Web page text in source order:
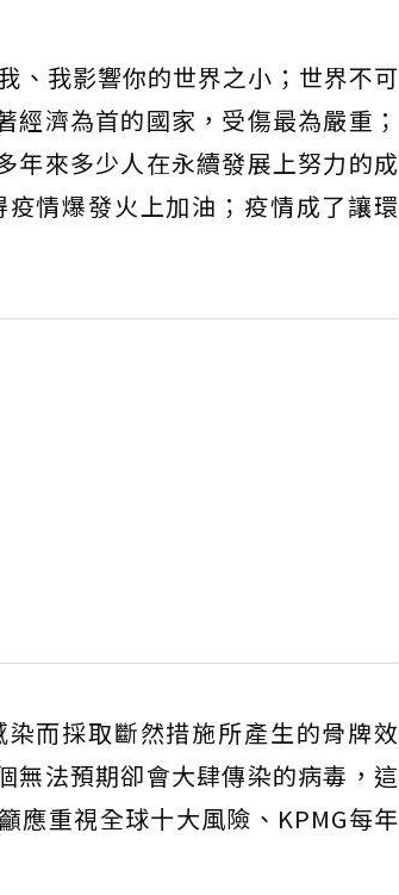
、我影響你的世界之小；世界不可
濟為首的國家，受傷最為嚴重；
年來多少人在永續發展上努力的成
情爆發火上加油；疫情成了讓環
而採取斷然措施所產生的骨牌效
無法預期卻會大肆傳染的病毒，這
應重視全球十大風險、KPMG每年